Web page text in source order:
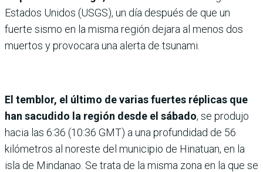
Estados Unidos (USGS), un día después de que un
fuerte sismo en la misma región dejara al menos dos
muertos y provocara una alerta de tsunami.
El temblor, el último de varias fuertes réplicas que
han sacudido la región desde el sábado, se produjo
hacia las 6:36 (10:36 GMT) a una profundidad de 56
kilómetros al noreste del municipio de Hinatuan, en la
isla de Mindanao. Se trata de la misma zona en la que se